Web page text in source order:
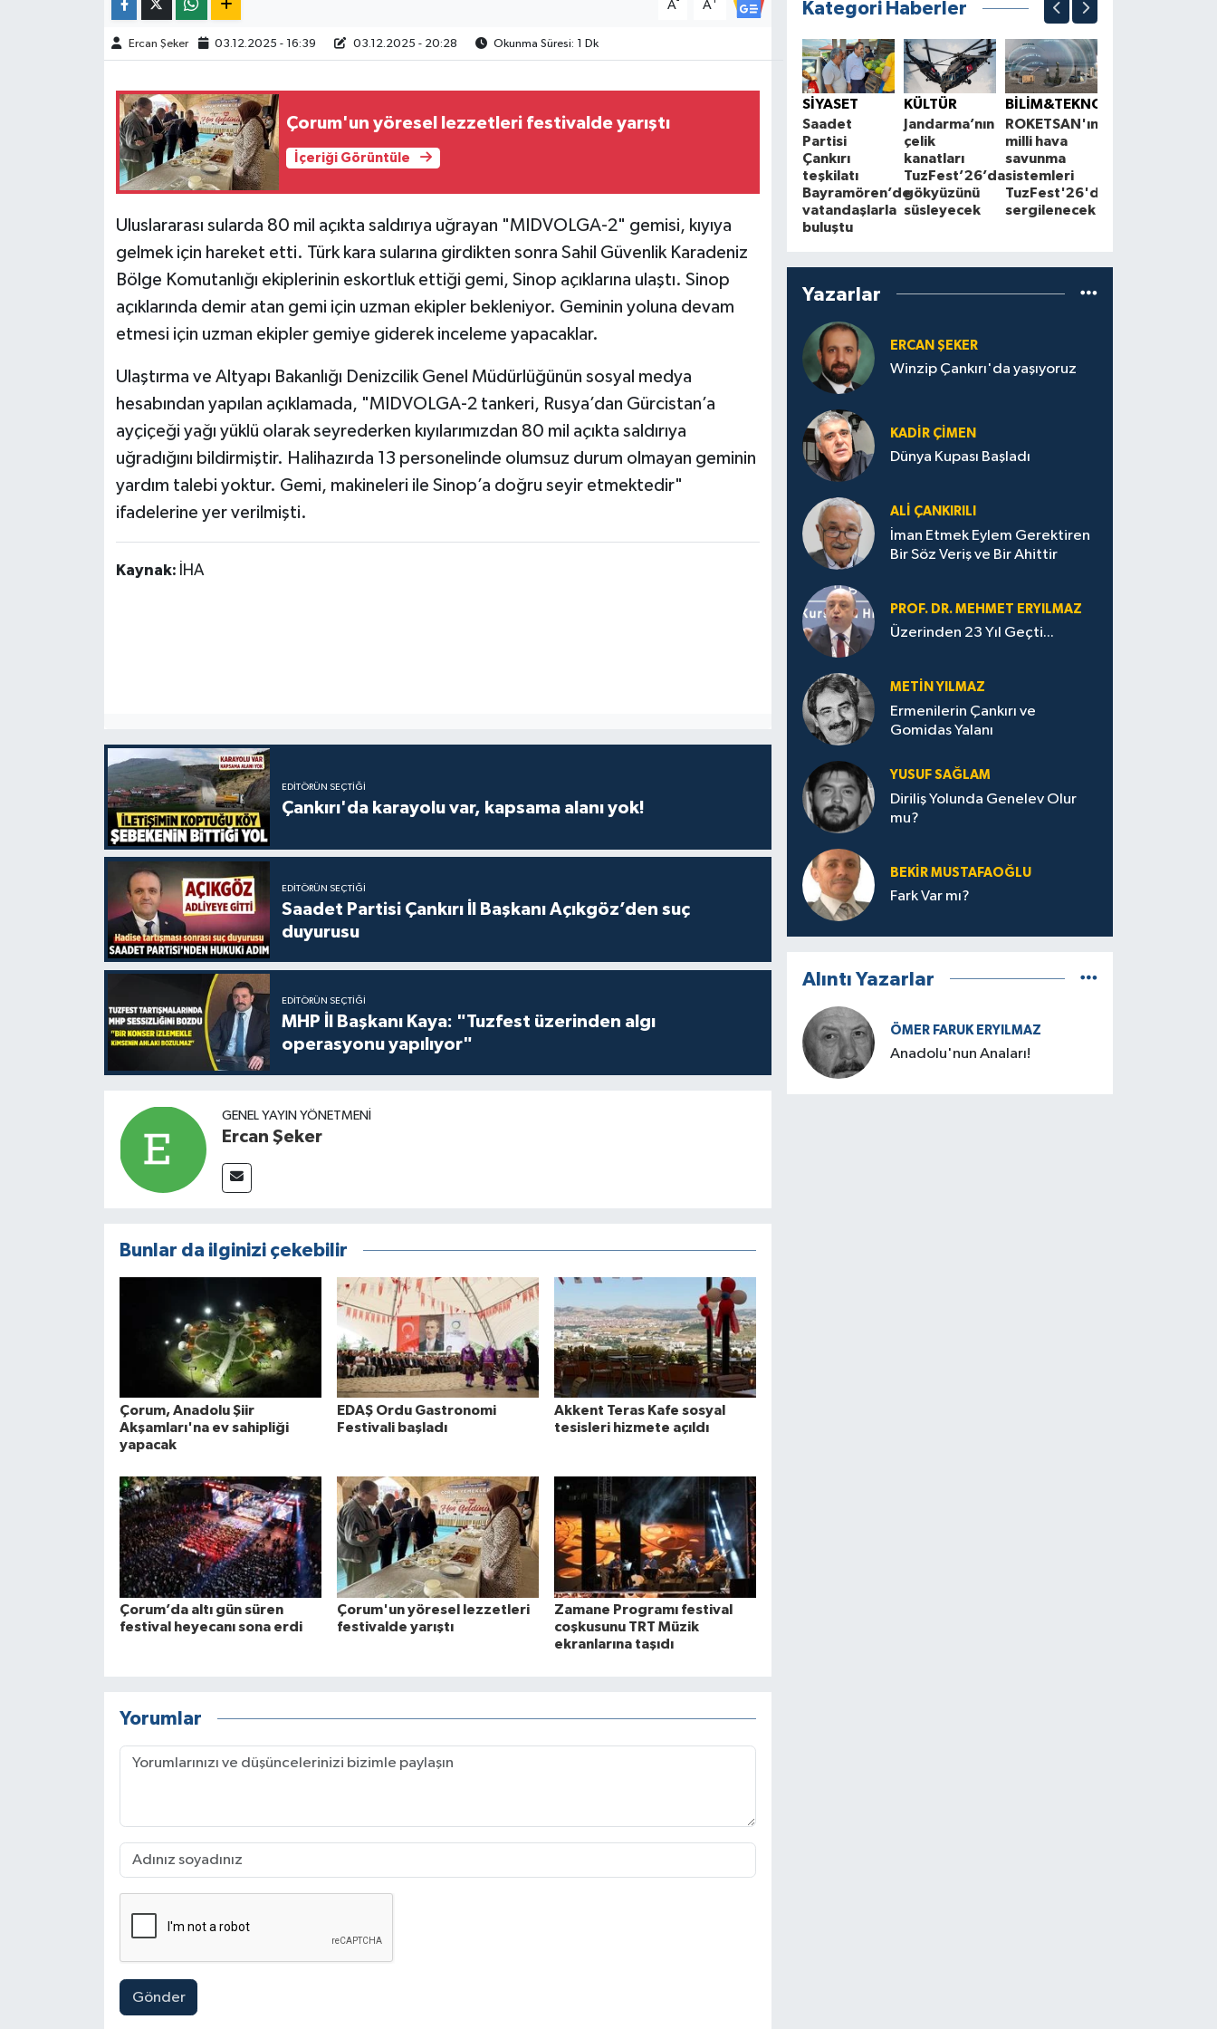
A A
Ercan Şeker 03.12.2025 - 16:39 03.12.2025 - 20:28 Okunma Süresi: 1 Dk
Çorum'un yöresel lezzetleri festivalde yarıştı
İçeriği Görüntüle
Uluslararası sularda 80 mil açıkta saldırıya uğrayan "MIDVOLGA-2" gemisi, kıyıya
gelmek için hareket etti. Türk kara sularına girdikten sonra Sahil Güvenlik Karadeniz
Bölge Komutanlığı ekiplerinin eskortluk ettiği gemi, Sinop açıklarına ulaştı. Sinop
açıklarında demir atan gemi için uzman ekipler bekleniyor. Geminin yoluna devam
etmesi için uzman ekipler gemiye giderek inceleme yapacaklar.
Ulaştırma ve Altyapı Bakanlığı Denizcilik Genel Müdürlüğünün sosyal medya
hesabından yapılan açıklamada, "MIDVOLGA-2 tankeri, Rusya’dan Gürcistan’a
ayçiçeği yağı yüklü olarak seyrederken kıyılarımızdan 80 mil açıkta saldırıya
uğradığını bildirmiştir. Halihazırda 13 personelinde olumsuz durum olmayan geminin
yardım talebi yoktur. Gemi, makineleri ile Sinop’a doğru seyir etmektedir"
ifadelerine yer verilmişti.
Kaynak: İHA
EDITÖRÜN SEÇTIĞI
Çankırı'da karayolu var, kapsama alanı yok!
EDITÖRÜN SEÇTIĞI
Saadet Partisi Çankırı İl Başkanı Açıkgöz’den suç
duyurusu
EDITÖRÜN SEÇTIĞI
MHP İl Başkanı Kaya: "Tuzfest üzerinden algı
operasyonu yapılıyor"
GENEL YAYIN YÖNETMENI
Ercan Şeker
Bunlar da ilginizi çekebilir
Çorum, Anadolu Şiir
Akşamları'na ev sahipliği
yapacak
EDAŞ Ordu Gastronomi
Festivali başladı
Akkent Teras Kafe sosyal
tesisleri hizmete açıldı
Çorum’da altı gün süren
festival heyecanı sona erdi
Çorum'un yöresel lezzetleri
festivalde yarıştı
Zamane Programı festival
coşkusunu TRT Müzik
ekranlarına taşıdı
Yorumlar
Gönder
Kategori Haberler
SİYASET
Saadet
Partisi
Çankırı
teşkilatı
Bayramören’de
vatandaşlarla
buluştu
KÜLTÜR
Jandarma’nın
çelik
kanatları
TuzFest’26’da
gökyüzünü
süsleyecek
BİLİM&TEKNOLOJİ
ROKETSAN'ın
milli hava
savunma
sistemleri
TuzFest'26'da
sergilenecek
Yazarlar
ERCAN ŞEKER
Winzip Çankırı'da yaşıyoruz
KADIR ÇIMEN
Dünya Kupası Başladı
ALI ÇANKIRILI
İman Etmek Eylem Gerektiren
Bir Söz Veriş ve Bir Ahittir
PROF. DR. MEHMET ERYILMAZ
Üzerinden 23 Yıl Geçti...
METIN YILMAZ
Ermenilerin Çankırı ve
Gomidas Yalanı
YUSUF SAĞLAM
Diriliş Yolunda Genelev Olur
mu?
BEKIR MUSTAFAOĞLU
Fark Var mı?
Alıntı Yazarlar
ÖMER FARUK ERYILMAZ
Anadolu'nun Anaları!
TÜRKİYE